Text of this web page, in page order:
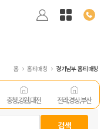
홈 홈티매칭 경기남부 홈티매칭
충청,강원,대전 전라,경상,부산